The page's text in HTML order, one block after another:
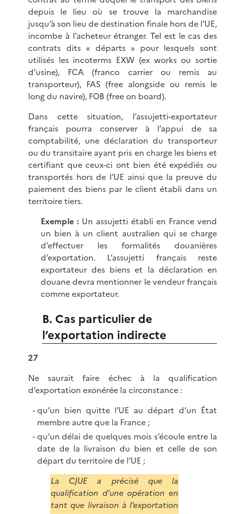
depuis le lieu où se trouve la marchandise
jusqu’à son lieu de destination finale hors de l’UE,
incombe à l’acheteur étranger. Tel est le cas des
contrats dits « départs » pour lesquels sont
utilisés les incoterms EXW (ex works ou sortie
d’usine), FCA (franco carrier ou remis au
transporteur), FAS (free alongside ou remis le
long du navire), FOB (free on board).
Dans cette situation, l’assujetti-exportateur
français pourra conserver à l’appui de sa
comptabilité, une déclaration du transporteur
ou du transitaire ayant pris en charge les biens et
certifiant que ceux-ci ont bien été expédiés ou
transportés hors de l’UE ainsi que la preuve du
paiement des biens par le client établi dans un
territoire tiers.
Exemple :Un assujetti établi en France vend
un bien à un client australien qui se charge
d’effectuer les formalités douanières
d’exportation. L’assujetti français reste
exportateur des biens et la déclaration en
douane devra mentionner le vendeur français
comme exportateur.
B. Cas particulier de
l’exportation indirecte
27
Ne saurait faire échec à la qualification
d’exportation exonérée la circonstance :
qu’un bien quitte l’UE au départ d’un État
membre autre que la France ;
qu’un délai de quelques mois s’écoule entre la
date de la livraison du bien et celle de son
départ du territoire de l’UE ;
La CJUE a précisé que la
qualification d’une opération en
tant que livraison à l’exportation